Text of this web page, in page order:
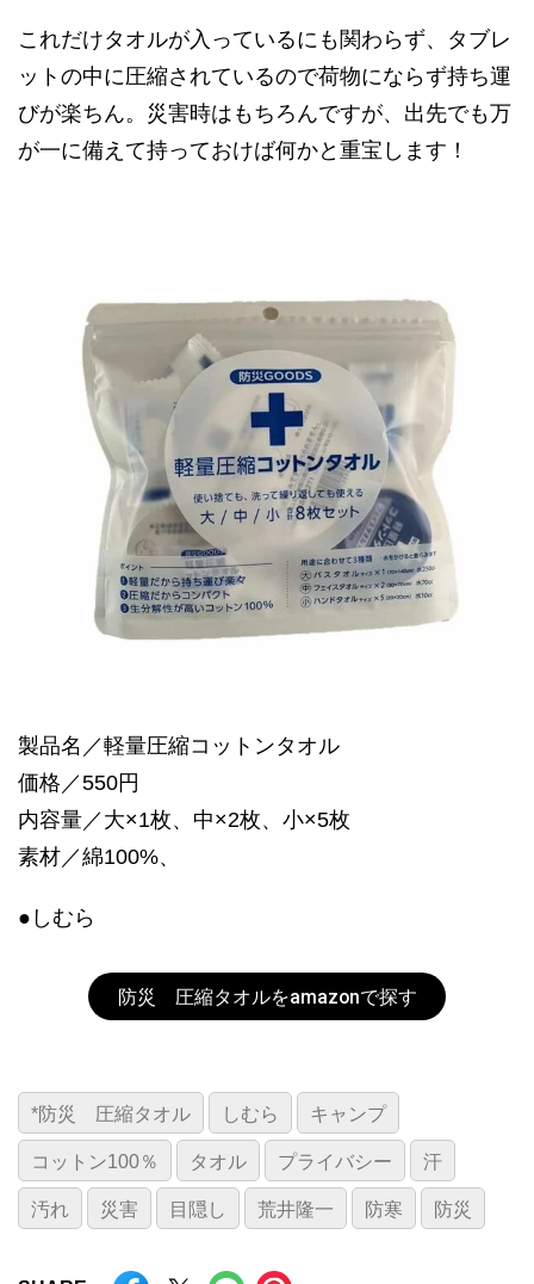
これだけタオルが入っているにも関わらず、タブレ
ットの中に圧縮されているので荷物にならず持ち運
びが楽ちん。災害時はもちろんですが、出先でも万
が一に備えて持っておけば何かと重宝します！
製品名／軽量圧縮コットンタオル
価格／550円
内容量／大×1枚、中×2枚、小×5枚
素材／綿100%、
●しむら
防災 圧縮タオルをamazonで探す
*防災 圧縮タオル しむら キャンプ
コットン100％ タオル プライバシー 汗
汚れ 災害 目隠し 荒井隆一 防寒 防災